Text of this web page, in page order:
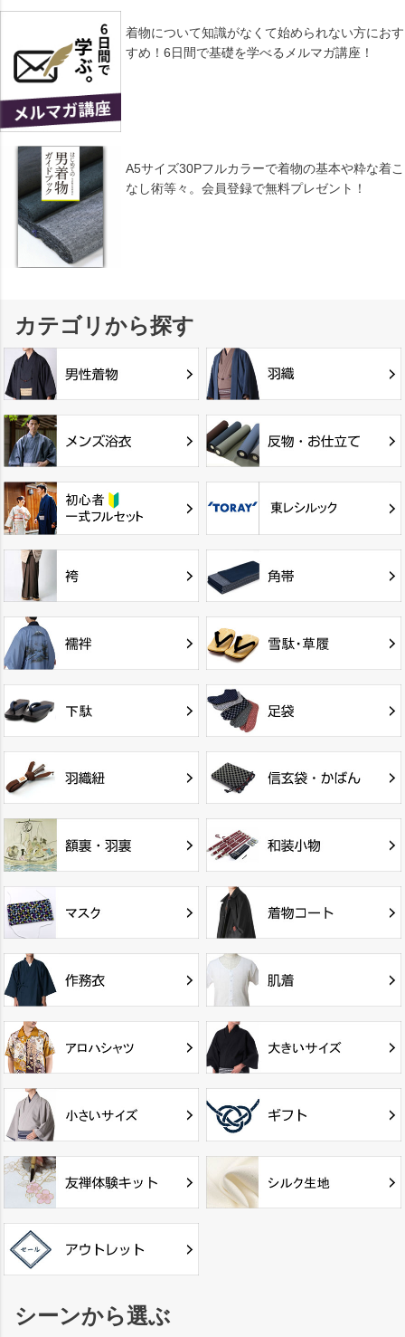
着物について知識がなくて始められない方におす
すめ！6日間で基礎を学べるメルマガ講座！
A5サイズ30Pフルカラーで着物の基本や粋な着こ
なし術等々。会員登録で無料プレゼント！
カテゴリから探す
シーンから選ぶ